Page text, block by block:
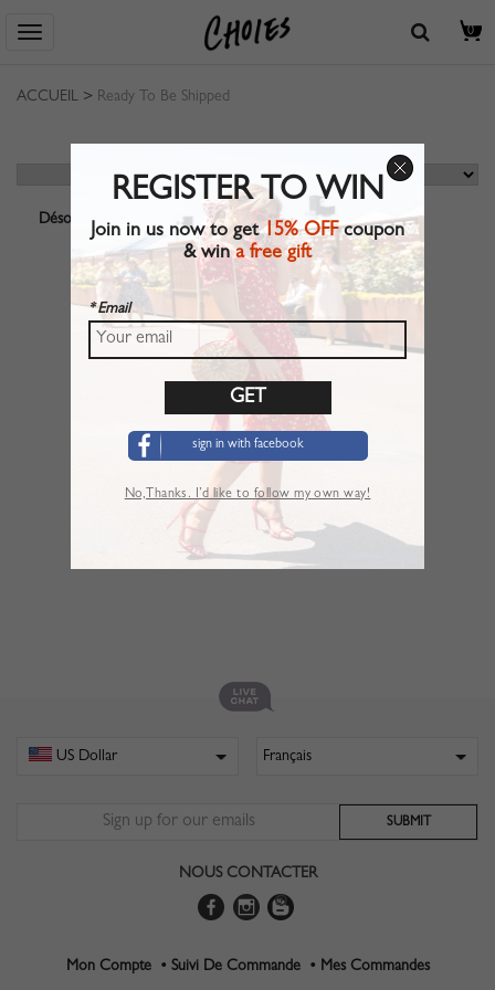
0
ACCUEIL > Ready To Be Shipped
Désolé, aucun résultat ne correspond.
NOUS CONTACTER
Mon Compte • Suivi De Commande • Mes Commandes
REGISTER TO WIN
Join in us now to get15% OFFcoupon
& wina free gift
* Email
sign in with facebook
No,Thanks. I’d like to follow my own way!